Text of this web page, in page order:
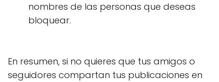
nombres de las personas que deseas
bloquear.
En resumen, si no quieres que tus amigos o
seguidores compartan tus publicaciones en